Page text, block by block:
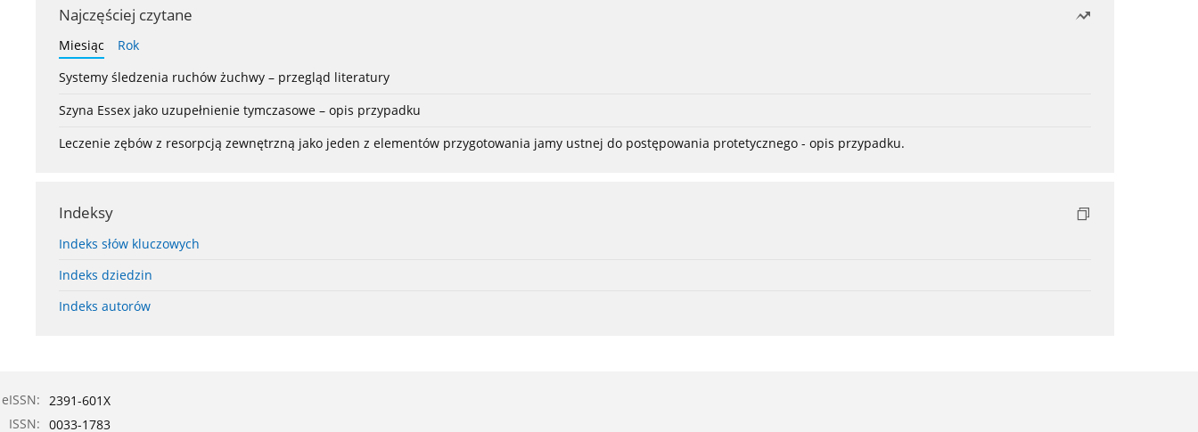
Najczęściej czytane
Miesiąc
Rok
Systemy śledzenia ruchów żuchwy – przegląd literatury
Szyna Essex jako uzupełnienie tymczasowe – opis przypadku
Leczenie zębów z resorpcją zewnętrzną jako jeden z elementów przygotowania jamy ustnej do postępowania protetycznego - opis przypadku.
Indeksy
Indeks słów kluczowych
Indeks dziedzin
Indeks autorów
eISSN: 2391-601X
ISSN: 0033-1783